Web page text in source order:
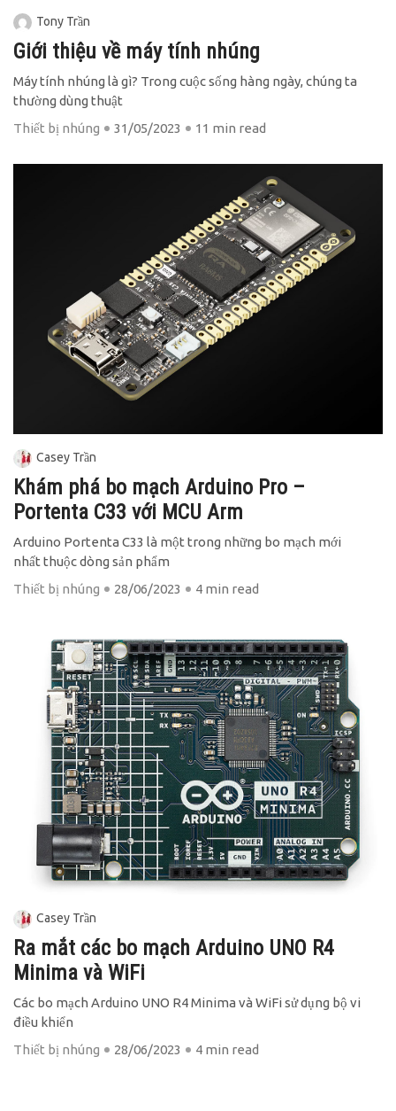
Tony Trần
Giới thiệu về máy tính nhúng
Máy tính nhúng là gì? Trong cuộc sống hàng ngày, chúng ta
thường dùng thuật
Thiết bị nhúng
31/05/2023 11 min read
Casey Trần
Khám phá bo mạch Arduino Pro –
Portenta C33 với MCU Arm
Arduino Portenta C33 là một trong những bo mạch mới
nhất thuộc dòng sản phẩm
Thiết bị nhúng
28/06/2023 4 min read
Casey Trần
Ra mắt các bo mạch Arduino UNO R4
Minima và WiFi
Các bo mạch Arduino UNO R4 Minima và WiFi sử dụng bộ vi
điều khiển
Thiết bị nhúng
28/06/2023 4 min read